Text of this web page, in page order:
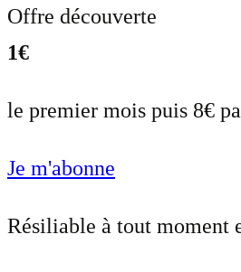
Offre découverte
1€
le premier mois puis 8€
Je m'abonne
Résiliable à tout moment